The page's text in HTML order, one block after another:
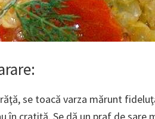
se toacă varza mărunt